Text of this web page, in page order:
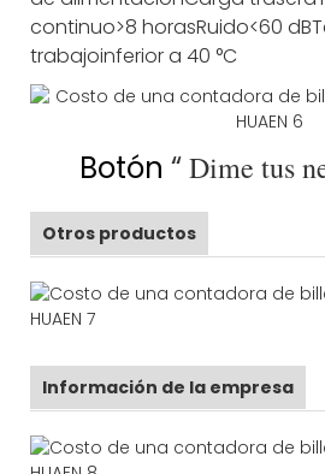
continuo>8 horasRuido<60 dB
trabajoinferior a 40 °C
Botón “Dime tus
Otros productos
Información de la empresa